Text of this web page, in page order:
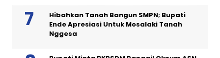
Hibahkan Tanah Bangun SMPN; Bupati
Ende Apresiasi Untuk Mosalaki Tanah
Nggesa